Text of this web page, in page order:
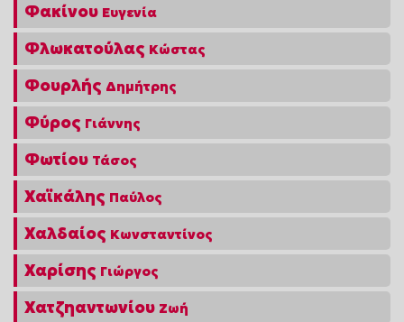
Φακίνου Ευγενία
Φλωκατούλας Κώστας
Φουρλής Δημήτρης
Φύρος Γιάννης
Φωτίου Τάσος
Χαϊκάλης Παύλος
Χαλδαίος Κωνσταντίνος
Χαρίσης Γιώργος
Χατζηαντωνίου Ζωή